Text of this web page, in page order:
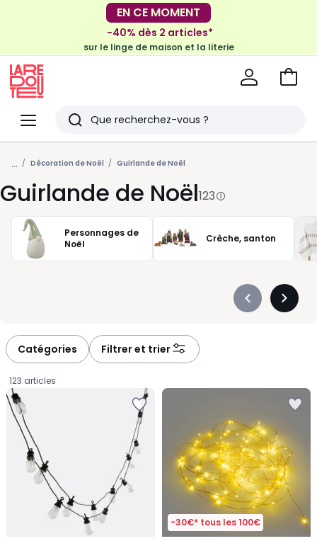
EN CE MOMENT
-30€ tous les 100€*
-40% dès 2 articles*
sur le linge de maison et la literie
Menu
Redoute
Rechercher
Derniers
articles
vus
Voir
... Décoration de Noël Guirlande de Noël
Guirlande de Noël123
Personnages de
Noël
Crèche, santon
Précédent
Catégories Filtrer et trier
123 articles
-30€* tous les 100€